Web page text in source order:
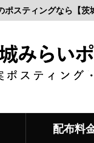
ポスティングなら【茨
配布料